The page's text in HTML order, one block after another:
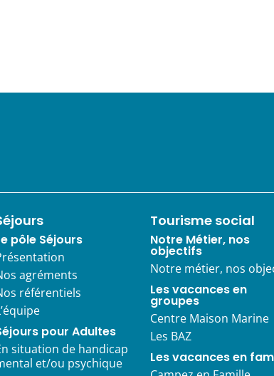
pôle Séjours
agréments
référentiels
pour Adultes
situation de handicap
et/ou psychique
Tourisme social
Notre Métier, nos
objectifs
Notre métier, nos
Les vacances en
groupes
Centre Maison Marine
Les BAZ
Les vacances en